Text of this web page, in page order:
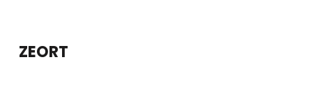
obsahZEORT